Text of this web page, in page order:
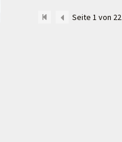
Seite 1 von 22